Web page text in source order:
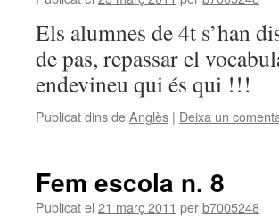
Els alumnes de 4t s’han
de pas, repassar el
endevineu qui és qui !!!
Publicat dins deAnglès | Deixa un
Fem escola n. 8
Publicat el 21 març 2011 perb7005248